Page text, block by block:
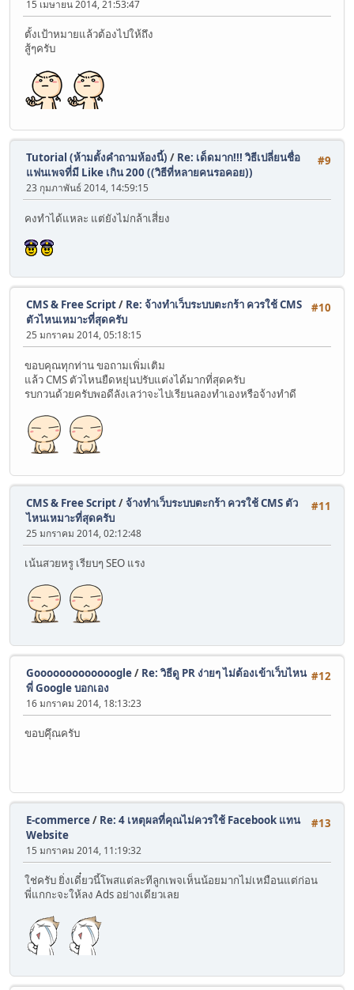
15 เมษายน 2014, 21:53:47
ตั้งเป้าหมายแล้วต้องไปให้ถึง
สู้ๆครับ
#9
Tutorial (ห้ามตั้งคำถามห้องนี้) / Re: เด็ดมาก!!! วิธีเปลี่ยนชื่อ
แฟนเพจที่มี Like เกิน 200 ((วิธีที่หลายคนรอคอย))
23 กุมภาพันธ์ 2014, 14:59:15
คงทำได้แหละ แต่ยังไม่กล้าเสี่ยง
#10
CMS & Free Script/ Re: จ้างทำเว็บระบบตะกร้า ควรใช้ CMS
ตัวไหนเหมาะที่สุดครับ
25 มกราคม 2014, 05:18:15
ขอบคุณทุกท่าน ขอถามเพิ่มเติม
แล้ว CMS ตัวไหนยืดหยุ่นปรับแต่งได้มากที่สุดครับ
รบกวนด้วยครับพอดีลังเลว่าจะไปเรียนลองทำเองหรือจ้างทำดี
#11
CMS & Free Script/จ้างทำเว็บระบบตะกร้า ควรใช้ CMS ตัว
ไหนเหมาะที่สุดครับ
25 มกราคม 2014, 02:12:48
เน้นสวยหรู เรียบๆ SEO แรง
#12
Gooooooooooooogle/ Re: วิธีดู PR ง่ายๆ ไม่ต้องเข้าเว็บไหน
พี่ Google บอกเอง
16 มกราคม 2014, 18:13:23
ขอบคุึณครับ
#13
E-commerce/ Re: 4 เหตุผลที่คุณไม่ควรใช้ Facebook แทน
Website
15 มกราคม 2014, 11:19:32
ใช่ครับ ยิ่งเดี๋ยวนี้โพสแต่ละทีลูกเพจเห็นน้อยมากไม่เหมือนแต่ก่อน
พี่แกกะจะให้ลง Ads อย่างเดียวเลย